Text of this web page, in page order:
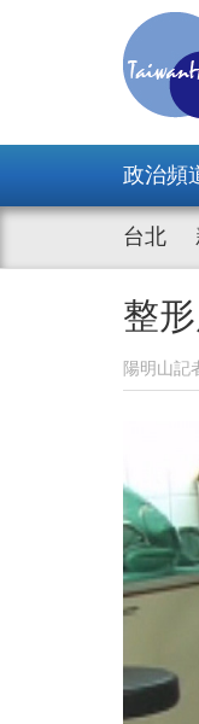
政治頻
台北
整
陽明山記